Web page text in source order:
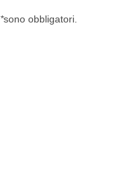
*sono obbligatori.